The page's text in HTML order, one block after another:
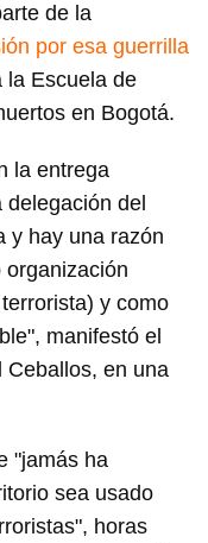
de la
por esa guerrilla
la Escuela de
en Bogotá.
la entrega
del
y hay una razón
organización
y como
manifestó el
Ceballos, en una
"jamás ha
sea usado
horas